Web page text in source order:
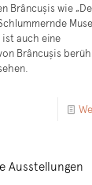
Brâncuşis wie
ist auch eine
Brâncuşis
Ausstellungen